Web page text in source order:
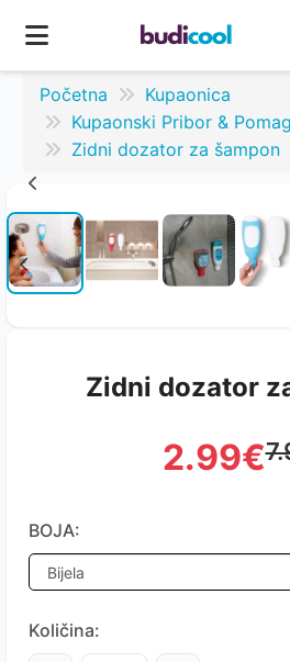
Početna
Kupaonica
Kupaonski Pribor &
Zidni dozator za šampon
Zidni dozator
2.99€
BOJA:
Količina: